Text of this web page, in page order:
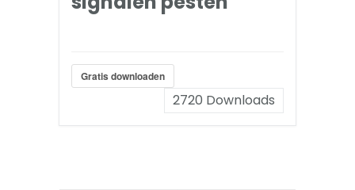
Gratis downloaden
2720 Downloads